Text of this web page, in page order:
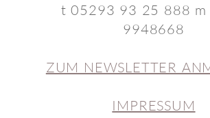
t 05293 93 25 888 m
9948668
ZUM NEWSLETTER
IMPRESSUM